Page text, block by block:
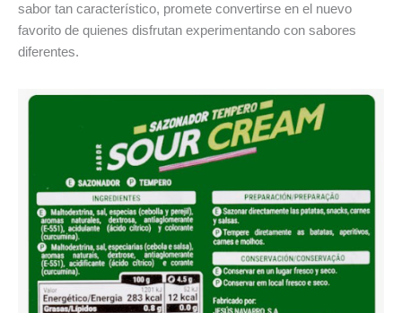
sabor tan característico, promete convertirse en el nuevo
favorito de quienes disfrutan experimentando con sabores
diferentes.